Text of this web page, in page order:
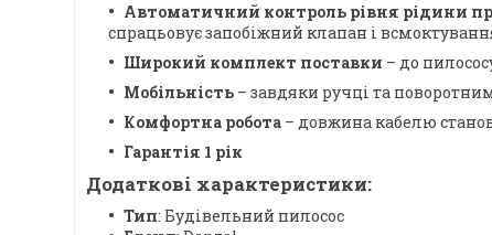
Автоматичний контроль рівня рідини
спрацьовує запобіжний клапан і
Широкий комплект поставки – до
Мобільність – завдяки ручці та
Комфортна робота – довжина кабелю
Гарантія 1 рік
Додаткові характеристики:
Тип: Будівельний пилосос